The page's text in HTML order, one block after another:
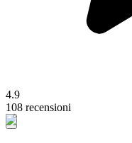
4.9
108 recensioni